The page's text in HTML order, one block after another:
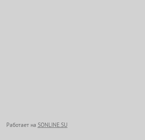
Работает на SONLINE.SU